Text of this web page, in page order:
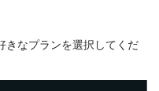
きなプランを選択してくだ